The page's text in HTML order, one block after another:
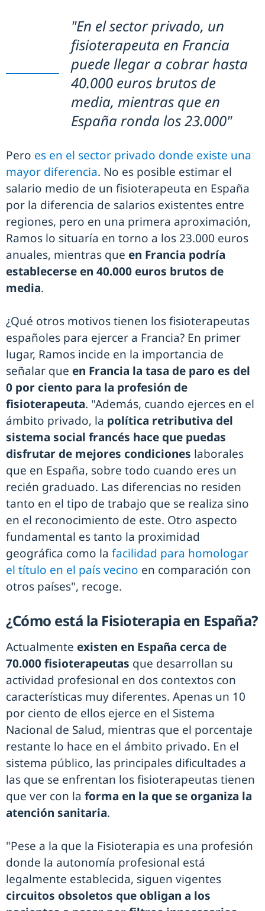
"En el sector privado, un
fisioterapeuta en Francia
puede llegar a cobrar hasta
40.000 euros brutos de
media, mientras que en
España ronda los 23.000"
Pero es en el sector privado donde existe una
mayor diferencia. No es posible estimar el
salario medio de un fisioterapeuta en España
por la diferencia de salarios existentes entre
regiones, pero en una primera aproximación,
Ramos lo situaría en torno a los 23.000 euros
anuales, mientras que en Francia podría
establecerse en 40.000 euros brutos de
media.
¿Qué otros motivos tienen los fisioterapeutas
españoles para ejercer a Francia? En primer
lugar, Ramos incide en la importancia de
señalar que en Francia la tasa de paro es del
0 por ciento para la profesión de
fisioterapeuta. "Además, cuando ejerces en el
ámbito privado, la política retributiva del
sistema social francés hace que puedas
disfrutar de mejores condiciones laborales
que en España, sobre todo cuando eres un
recién graduado. Las diferencias no residen
tanto en el tipo de trabajo que se realiza sino
en el reconocimiento de este. Otro aspecto
fundamental es tanto la proximidad
geográfica como la facilidad para homologar
el título en el país vecino en comparación con
otros países", recoge.
¿Cómo está la Fisioterapia en España?
Actualmente existen en España cerca de
70.000 fisioterapeutas que desarrollan su
actividad profesional en dos contextos con
características muy diferentes. Apenas un 10
por ciento de ellos ejerce en el Sistema
Nacional de Salud, mientras que el porcentaje
restante lo hace en el ámbito privado. En el
sistema público, las principales dificultades a
las que se enfrentan los fisioterapeutas tienen
que ver con la forma en la que se organiza la
atención sanitaria.
"Pese a la que la Fisioterapia es una profesión
donde la autonomía profesional está
legalmente establecida, siguen vigentes
circuitos obsoletos que obligan a los